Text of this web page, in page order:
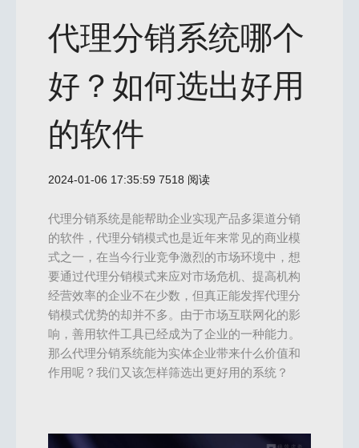
代理分销系统哪个
好？如何选出好用
的软件
2024-01-06 17:35:59 7518 阅读
代理分销系统是能帮助企业实现产品多渠道分销
的软件，代理分销模式也是近年来常见的商业模
式之一，在当今行业竞争激烈的市场环境中，想
要通过代理分销模式来应对市场危机、提高机构
经营效率的企业不在少数，但真正能发挥代理分
销模式优势的却并不多。由于市场互联网化的影
响，善用软件工具已经成为了企业的一种能力。
那么代理分销系统能为实体企业带来什么价值和
作用呢？我们又该怎样筛选出更好用的系统？